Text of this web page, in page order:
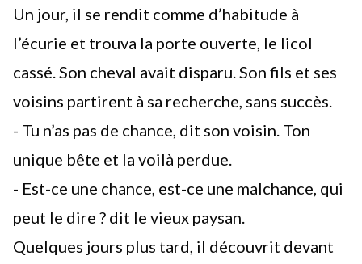
Un jour, il se rendit comme d’habitude à
l’écurie et trouva la porte ouverte, le licol
cassé. Son cheval avait disparu. Son fils et ses
voisins partirent à sa recherche, sans succès.
- Tu n’as pas de chance, dit son voisin. Ton
unique bête et la voilà perdue.
- Est-ce une chance, est-ce une malchance, qui
peut le dire ? dit le vieux paysan.
Quelques jours plus tard, il découvrit devant